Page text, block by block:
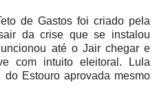
de Gastos foi criado pela
da crise que se instalou
até o Jair chegar e
com intuito eleitoral. Lula
Estouro aprovada mesmo